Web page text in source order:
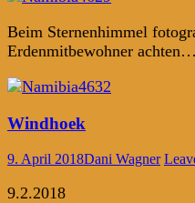
Beim Sternenhimmel
Erdenmitbewohner achten…
Windhoek
9. April 2018Dani Wagner
9.2.2018